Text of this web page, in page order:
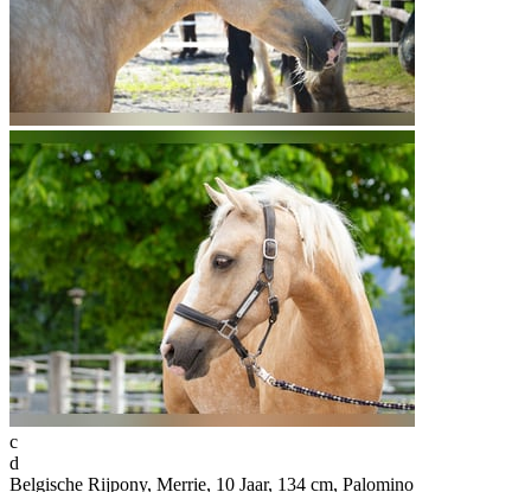
c
d
Belgische Rijpony, Merrie, 10 Jaar, 134 cm, Palomino